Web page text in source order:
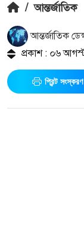
/ আন্তর্জাতিক
আন্তর্জাতিক
প্রকাশ : ০৬
প্রিন্ট সংস্করণ